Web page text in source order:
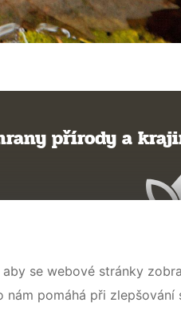
přírody a
se webové stránky
pomáhá při zlepšování